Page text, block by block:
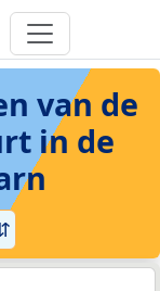
van de
in de